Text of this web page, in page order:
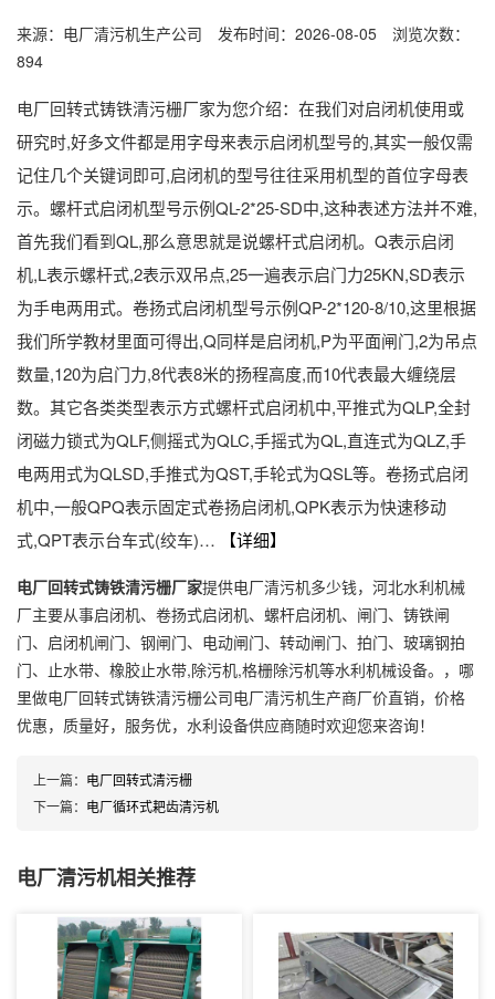
来源：电厂清污机生产公司 发布时间：2026-08-05 浏览次数：
894
电厂回转式铸铁清污栅厂家为您介绍：在我们对启闭机使用或
研究时,好多文件都是用字母来表示启闭机型号的,其实一般仅需
记住几个关键词即可,启闭机的型号往往采用机型的首位字母表
示。螺杆式启闭机型号示例QL-2*25-SD中,这种表述方法并不难,
首先我们看到QL,那么意思就是说螺杆式启闭机。Q表示启闭
机,L表示螺杆式,2表示双吊点,25一遍表示启门力25KN,SD表示
为手电两用式。卷扬式启闭机型号示例QP-2*120-8/10,这里根据
我们所学教材里面可得出,Q同样是启闭机,P为平面闸门,2为吊点
数量,120为启门力,8代表8米的扬程高度,而10代表最大缠绕层
数。其它各类类型表示方式螺杆式启闭机中,平推式为QLP,全封
闭磁力锁式为QLF,侧摇式为QLC,手摇式为QL,直连式为QLZ,手
电两用式为QLSD,手推式为QST,手轮式为QSL等。卷扬式启闭
机中,一般QPQ表示固定式卷扬启闭机,QPK表示为快速移动
式,QPT表示台车式(绞车)…
【详细】
电厂回转式铸铁清污栅厂家提供电厂清污机多少钱，河北水利机械
厂主要从事启闭机、卷扬式启闭机、螺杆启闭机、闸门、铸铁闸
门、启闭机闸门、钢闸门、电动闸门、转动闸门、拍门、玻璃钢拍
门、止水带、橡胶止水带,除污机,格栅除污机等水利机械设备。，哪
里做电厂回转式铸铁清污栅公司电厂清污机生产商厂价直销，价格
优惠，质量好，服务优，水利设备供应商随时欢迎您来咨询！
上一篇： 电厂回转式清污栅
下一篇： 电厂循环式耙齿清污机
电厂清污机相关推荐